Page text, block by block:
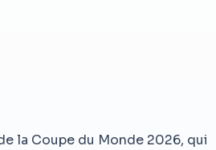
la Coupe du Monde 2026, qui